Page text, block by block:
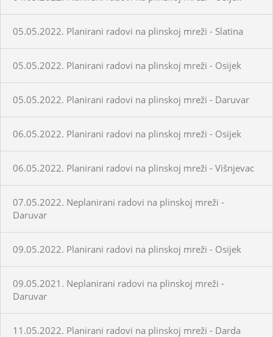
05.05.2022. Planirani radovi na plinskoj mreži - Slatina
05.05.2022. Planirani radovi na plinskoj mreži - Osijek
05.05.2022. Planirani radovi na plinskoj mreži - Daruvar
06.05.2022. Planirani radovi na plinskoj mreži - Osijek
06.05.2022. Planirani radovi na plinskoj mreži - Višnjevac
07.05.2022. Neplanirani radovi na plinskoj mreži -
Daruvar
09.05.2022. Planirani radovi na plinskoj mreži - Osijek
09.05.2021. Neplanirani radovi na plinskoj mreži -
Daruvar
11.05.2022. Planirani radovi na plinskoj mreži - Darda